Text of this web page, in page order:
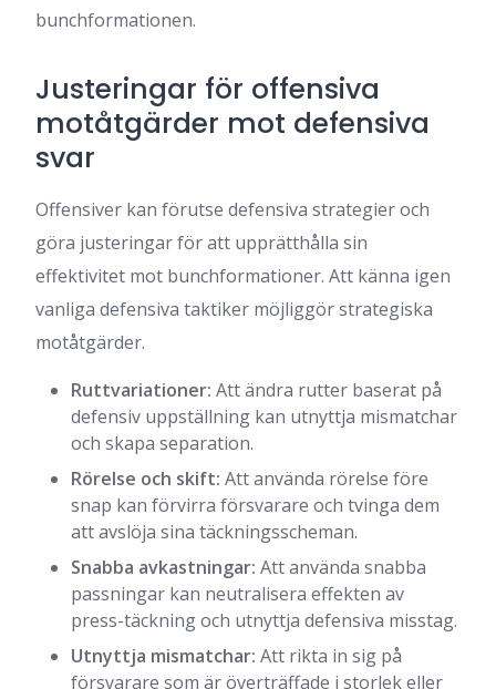
bunchformationen.
Justeringar för offensiva
motåtgärder mot defensiva
svar
Offensiver kan förutse defensiva strategier och
göra justeringar för att upprätthålla sin
effektivitet mot bunchformationer. Att känna igen
vanliga defensiva taktiker möjliggör strategiska
motåtgärder.
Ruttvariationer: Att ändra rutter baserat på
defensiv uppställning kan utnyttja mismatchar
och skapa separation.
Rörelse och skift: Att använda rörelse före
snap kan förvirra försvarare och tvinga dem
att avslöja sina täckningsscheman.
Snabba avkastningar: Att använda snabba
passningar kan neutralisera effekten av
press-täckning och utnyttja defensiva misstag.
Utnyttja mismatchar: Att rikta in sig på
försvarare som är överträffade i storlek eller